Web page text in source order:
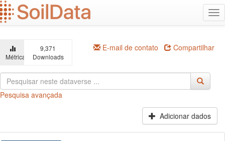
Ir
para
o
principal
Métricas
9,371
Downloads
E-mail de contato Compartilhar
Pesquisa avançada
Adicionar dados